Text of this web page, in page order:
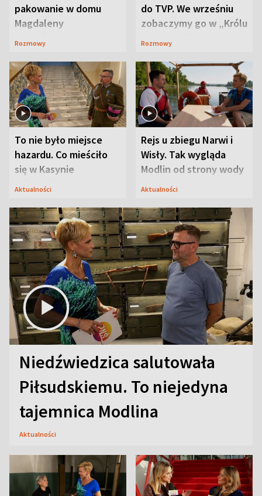
pakowanie w domu
Magdaleny
Waligórskiej-Lisieckiej.
Rozmowy
do TVP. We wrześniu
zobaczymy go w „Królu
Maciusiu I”
Rozmowy
To nie było miejsce
hazardu. Co mieściło
się w Kasynie
Oficerskim?
Aktualności
Rejs u zbiegu Narwi i
Wisły. Tak wygląda
Modlin od strony wody
Aktualności
Niedźwiedzica salutowała
Piłsudskiemu. To niejedyna
tajemnica Modlina
Aktualności